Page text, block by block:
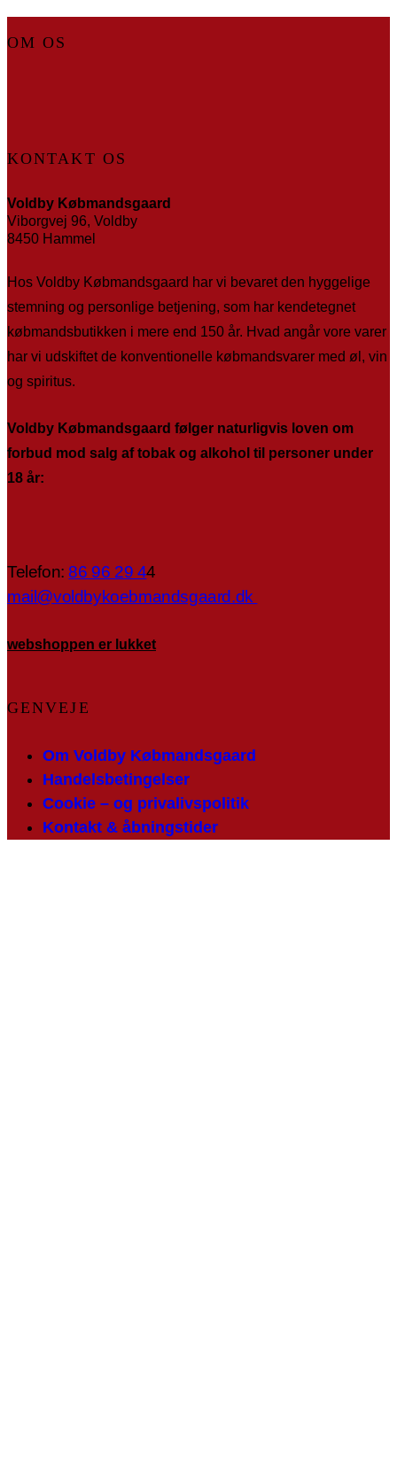
OM OS
KONTAKT OS
Voldby Købmandsgaard
Viborgvej 96, Voldby
8450 Hammel
Hos Voldby Købmandsgaard har vi bevaret den hyggelige
stemning og personlige betjening, som har kendetegnet
købmandsbutikken i mere end 150 år. Hvad angår vore varer
har vi udskiftet de konventionelle købmandsvarer med øl, vin
og spiritus.
Voldby Købmandsgaard følger naturligvis loven om
forbud mod salg af tobak og alkohol til personer under
18 år:
Telefon:86 96 29 44
mail@voldbykoebmandsgaard.dk
webshoppen er lukket
GENVEJE
Om Voldby Købmandsgaard
Handelsbetingelser
Cookie – og privalivspolitik
Kontakt & åbningstider